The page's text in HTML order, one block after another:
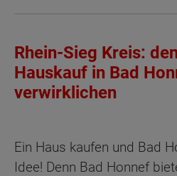
Rhein-Sieg Kreis:
Hauskauf in Bad
verwirklichen
Ein Haus kaufen und Bad
Idee! Denn Bad Honnef